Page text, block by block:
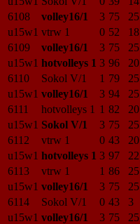
6108
volley16/1 3 75 25
u15w1 vtrw 1 0 52 18
6109
volley16/1 3 75 25
u15w1 hotvolleys 1 3 96 20
6110
Sokol V/1 1 79 25
u15w1 volley16/1 3 94 25
6111
hotvolleys 1 1 82 20
u15w1 Sokol V/1 3 75 25
6112
vtrw 1 0 43 20
u15w1 hotvolleys 1 3 97 22
6113
vtrw 1 1 86 25
u15w1 volley16/1 3 75 25
6114
Sokol V/1 0 43 3
u15w1 volley16/1 3 75 25